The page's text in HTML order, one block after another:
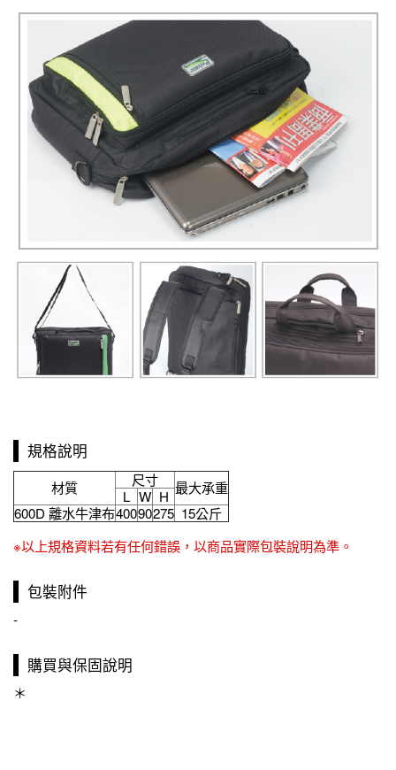
規格說明
材質 尺寸 最大承重
L W H
600D 離水牛津布40090275 15公斤
※以上規格資料若有任何錯誤，以商品實際包裝說明為準。
包裝附件
-
購買與保固說明
＊